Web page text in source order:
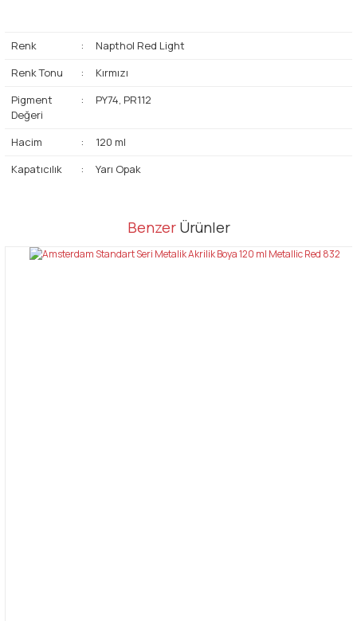
Renk :
Napthol Red Light
Renk Tonu
:
Kırmızı
Pigment
Değeri
: PY74, PR112
Hacim :
120 ml
Kapatıcılık
: Yarı Opak
Bu ürüne ilk yorumu siz yapın!
Bu ürünün fiyat bilgisi, resim, ürün açıklamalarında ve diğer
tarafımıza iletebilirsiniz.
Benzer Ürünler